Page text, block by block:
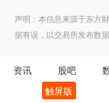
声明：本信息来源于东方
据有误，以交易所发布数
资讯 股吧
触屏版